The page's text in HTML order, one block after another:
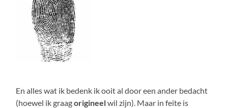
En alles wat ik bedenk ik ooit al door een ander bedacht
(hoewel ik graagorigineelwil zijn). Maar in feite is